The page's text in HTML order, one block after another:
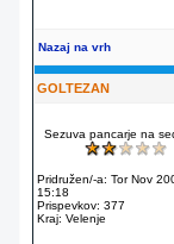
Nazaj na vrh
GOLTEZAN
Sezuva pancarje na
Pridružen/-a: Tor Nov
15:18
Prispevkov: 377
Kraj: Velenje